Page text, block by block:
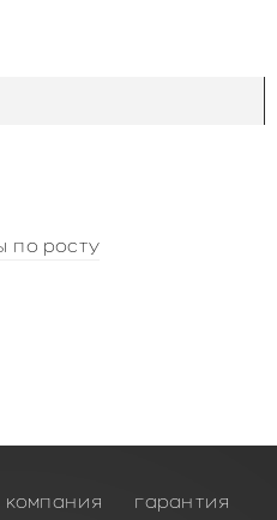
по росту
компания
гарантия